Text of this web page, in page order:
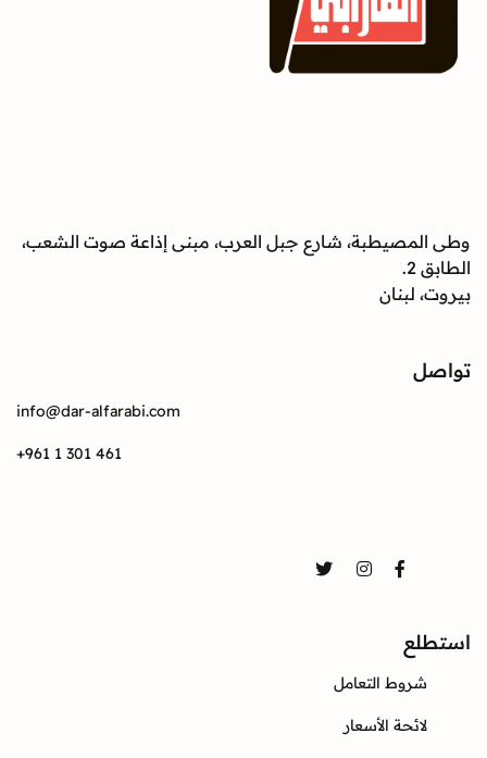
وطى المصيطبة، شارع جبل العرب، مبنى إذاعة صوت الشعب،
الطابق 2.
بيروت، لبنان
تواصل
info@dar-alfarabi.com
+961 1 301 461
Facebook
Instagram
Twitter
استطلع
شروط التعامل
لائحة الأسعار